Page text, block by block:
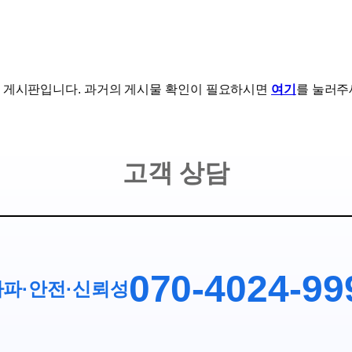
게시판입니다. 과거의 게시물 확인이 필요하시면 여기 를 눌러주
고객 상담
·안전·신뢰성070-4024-